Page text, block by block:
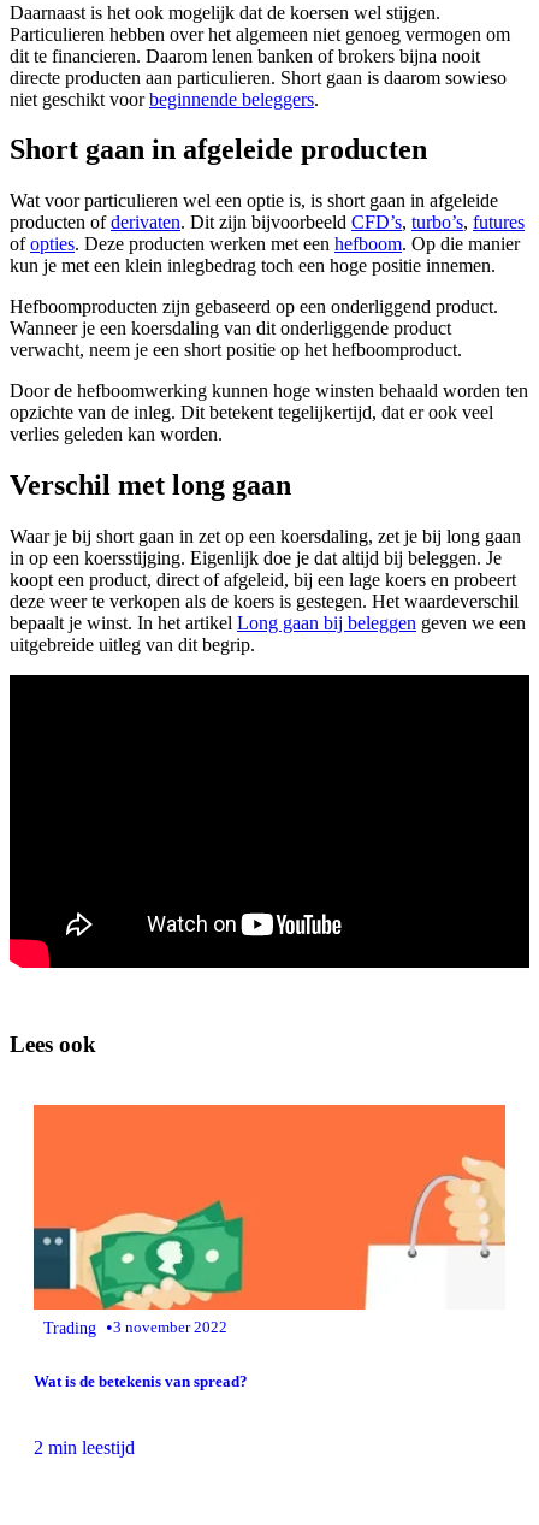
Daarnaast is het ook mogelijk dat de koersen wel stijgen.
Particulieren hebben over het algemeen niet genoeg vermogen om
dit te financieren. Daarom lenen banken of brokers bijna nooit
directe producten aan particulieren. Short gaan is daarom sowieso
niet geschikt voorbeginnende beleggers.
Short gaan in afgeleide producten
Wat voor particulieren wel een optie is, is short gaan in afgeleide
producten ofderivaten. Dit zijn bijvoorbeeld CFD’s, turbo’s, futures
ofopties. Deze producten werken met een hefboom. Op die manier
kun je met een klein inlegbedrag toch een hoge positie innemen.
Hefboomproducten zijn gebaseerd op een onderliggend product.
Wanneer je een koersdaling van dit onderliggende product
verwacht, neem je een short positie op het hefboomproduct.
Door de hefboomwerking kunnen hoge winsten behaald worden ten
opzichte van de inleg. Dit betekent tegelijkertijd, dat er ook veel
verlies geleden kan worden.
Verschil met long gaan
Waar je bij short gaan in zet op een koersdaling, zet je bij long gaan
in op een koersstijging. Eigenlijk doe je dat altijd bij beleggen. Je
koopt een product, direct of afgeleid, bij een lage koers en probeert
deze weer te verkopen als de koers is gestegen. Het waardeverschil
bepaalt je winst. In het artikel Long gaan bij beleggen geven we een
uitgebreide uitleg van dit begrip.
Lees ook
Trading •3 november 2022
Wat is de betekenis van spread?
2 min leestijd